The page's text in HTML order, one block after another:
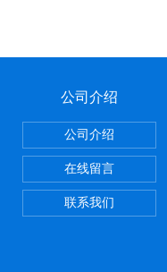
公司介绍
公司介绍
在线留言
联系我们